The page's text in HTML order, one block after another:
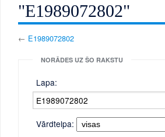
"E1989072802"
← E1989072802
NORĀDES UZ ŠO RAKSTU
Lapa:
Vārdtelpa: